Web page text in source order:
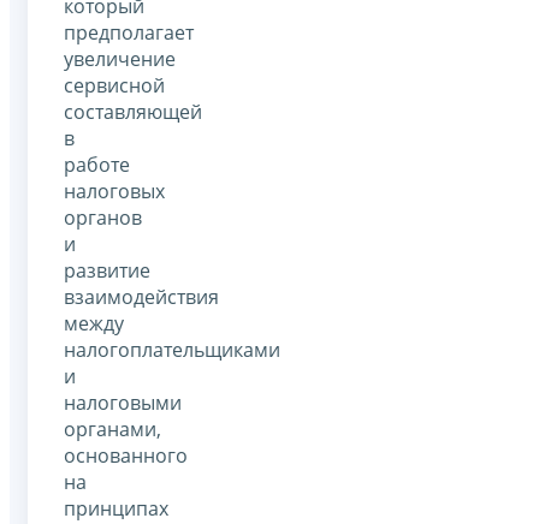
который
предполагает
увеличение
сервисной
составляющей
в
работе
налоговых
органов
и
развитие
взаимодействия
между
налогоплательщиками
и
налоговыми
органами,
основанного
на
принципах